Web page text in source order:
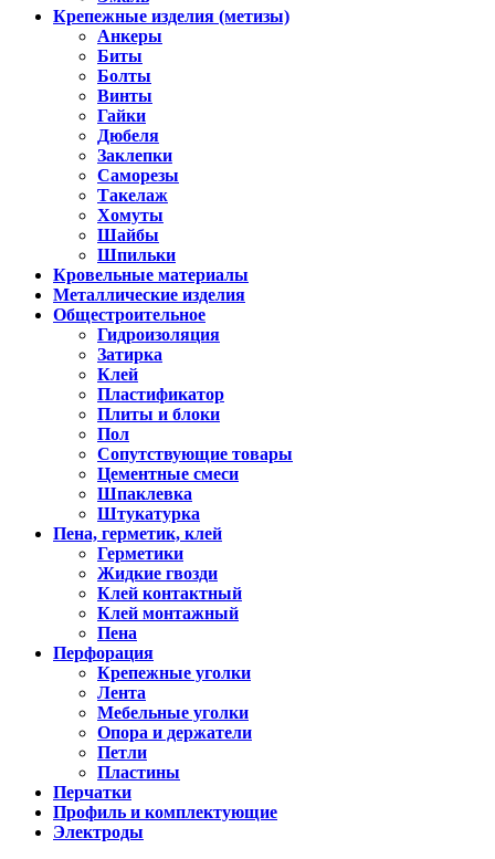
Крепежные изделия (метизы)
Анкеры
Биты
Болты
Винты
Гайки
Дюбеля
Заклепки
Саморезы
Такелаж
Хомуты
Шайбы
Шпильки
Кровельные материалы
Металлические изделия
Общестроительное
Гидроизоляция
Затирка
Клей
Пластификатор
Плиты и блоки
Пол
Сопутствующие товары
Цементные смеси
Шпаклевка
Штукатурка
Пена, герметик, клей
Герметики
Жидкие гвозди
Клей контактный
Клей монтажный
Пена
Перфорация
Крепежные уголки
Лента
Мебельные уголки
Опора и держатели
Петли
Пластины
Перчатки
Профиль и комплектующие
Электроды